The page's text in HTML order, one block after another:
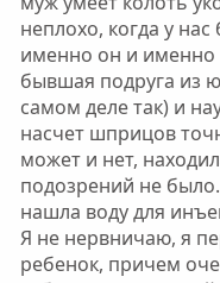
неплохо, когда у
именно он и именно
бывшая подруга из
самом деле так) и
насчет шприцов
может и нет,
подозрений не
нашла воду для
Я не нервничаю, я
ребенок, причем